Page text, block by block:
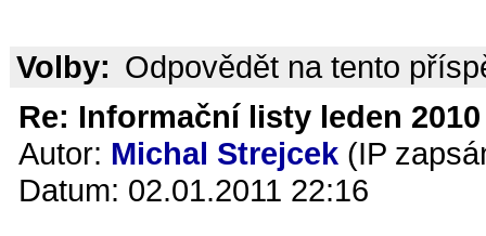
Volby: Odpovědět na tento
Re: Informační listy leden
Autor: Michal Strejcek (IP
Datum: 02.01.2011 22:16